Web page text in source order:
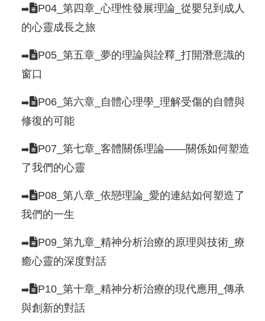
➡️
P04_第四章_心理性發展理論_從嬰兒到成人
的心靈成長之旅
➡️
P05_第五章_夢的理論與詮釋_打開潛意識的
窗口
➡️
P06_第六章_自體心理學_理解受傷的自體與
修復的可能
➡️
P07_第七章_客體關係理論——關係如何塑造
了我們的心靈
➡️
P08_第八章_依戀理論_愛的連結如何塑造了
我們的一生
➡️
P09_第九章_精神分析治療的原理與技術_療
癒心靈的深度對話
➡️
P10_第十章_精神分析治療的現代應用_傳承
與創新的對話